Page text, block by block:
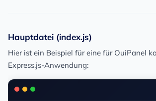
Hauptdatei (index.js)
Hier ist ein Beispiel für eine für OuiPanel
Express.js-Anwendung: